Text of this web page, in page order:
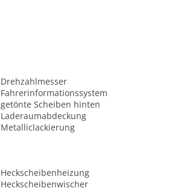
Drehzahlmesser
Fahrerinformationssystem
getönte Scheiben hinten
Laderaumabdeckung
Metalliclackierung
Heckscheibenheizung
Heckscheibenwischer